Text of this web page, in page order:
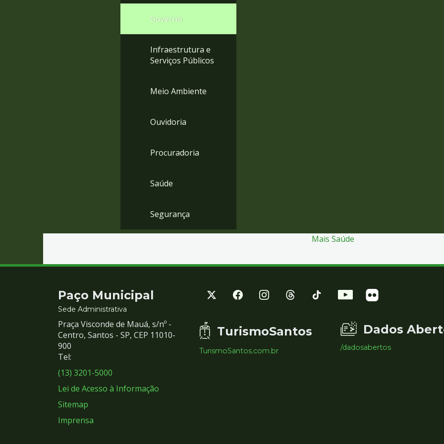
Governo
Infraestrutura e
Serviços Públicos
Meio Ambiente
Ouvidoria
Procuradoria
Saúde
Segurança
Mais Saúde
Contato
e
Redes
Sociais
Paço Municipal
Sede Administrativa
Praça Visconde de Mauá, s/nº -
Centro, Santos - SP, CEP 11010-
900
Tel:
(13) 3201-5000
Lei de Acesso à Informação
Sitemap
Imprensa
TurismoSantos
TurismoSantos.com.br
Dados
/dadosabertos